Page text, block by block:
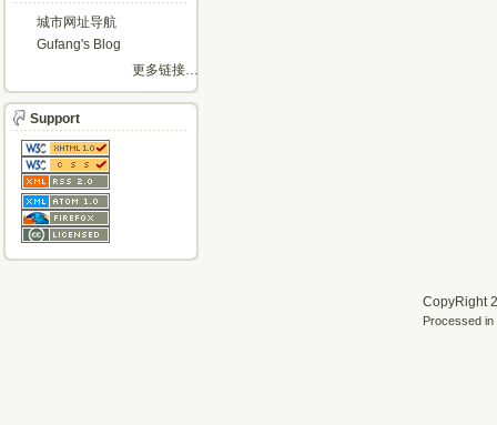
城市网址导航
Gufang's Blog
更多链接…
Support
CopyRight
Processed in